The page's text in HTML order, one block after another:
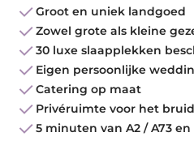
Groot en uniek landgoed
Zowel grote als kleine
30 luxe slaapplekken
Eigen persoonlijke
Catering op maat
Privéruimte voor het
5 minuten van A2 / A73